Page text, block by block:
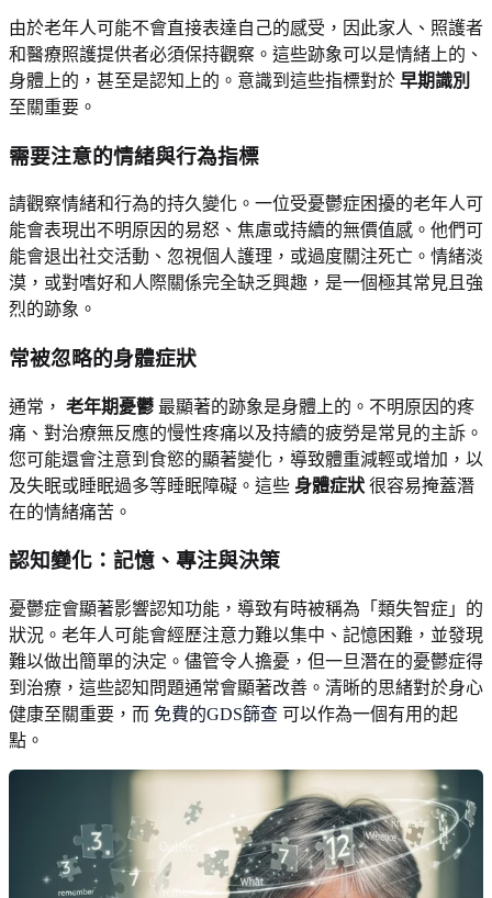
由於老年人可能不會直接表達自己的感受，因此家人、照護者
和醫療照護提供者必須保持觀察。這些跡象可以是情緒上的、
身體上的，甚至是認知上的。意識到這些指標對於 早期識別
至關重要。
需要注意的情緒與行為指標
請觀察情緒和行為的持久變化。一位受憂鬱症困擾的老年人可
能會表現出不明原因的易怒、焦慮或持續的無價值感。他們可
能會退出社交活動、忽視個人護理，或過度關注死亡。情緒淡
漠，或對嗜好和人際關係完全缺乏興趣，是一個極其常見且強
烈的跡象。
常被忽略的身體症狀
通常， 老年期憂鬱 最顯著的跡象是身體上的。不明原因的疼
痛、對治療無反應的慢性疼痛以及持續的疲勞是常見的主訴。
您可能還會注意到食慾的顯著變化，導致體重減輕或增加，以
及失眠或睡眠過多等睡眠障礙。這些 身體症狀 很容易掩蓋潛
在的情緒痛苦。
認知變化：記憶、專注與決策
憂鬱症會顯著影響認知功能，導致有時被稱為「類失智症」的
狀況。老年人可能會經歷注意力難以集中、記憶困難，並發現
難以做出簡單的決定。儘管令人擔憂，但一旦潛在的憂鬱症得
到治療，這些認知問題通常會顯著改善。清晰的思緒對於身心
健康至關重要，而 免費的GDS篩查 可以作為一個有用的起
點。